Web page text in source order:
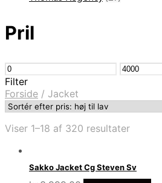
Pril
Mindste
pris
Højeste
Filter
Forside / Jacket
Viser 1–18 af 320 resultaterSorteret
høj
til
Sakko Jacket Cg Steven Sv